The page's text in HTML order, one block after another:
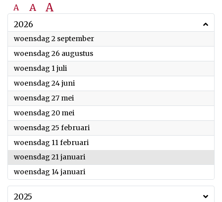
A A A
2026
woensdag 2 september2026
woensdag 26 augustus2026
woensdag 1 juli
woensdag 24 juni
woensdag 27 mei
woensdag 20 mei
woensdag 25 februari
woensdag 11 februari
woensdag 21 januari
woensdag 14 januari
2025